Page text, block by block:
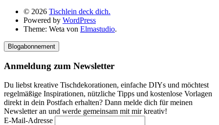
© 2026 Tischlein deck dich.
Powered by WordPress
Theme: Weta von Elmastudio.
Blogabonnement
Anmeldung zum Newsletter
Du liebst kreative Tischdekorationen, einfache DIYs und möchtest
regelmäßige Inspirationen, nützliche Tipps und kostenlose Vorlagen
direkt in dein Postfach erhalten? Dann melde dich für meinen
Newsletter an und werde gemeinsam mit mir kreativ!
E-Mail-Adresse